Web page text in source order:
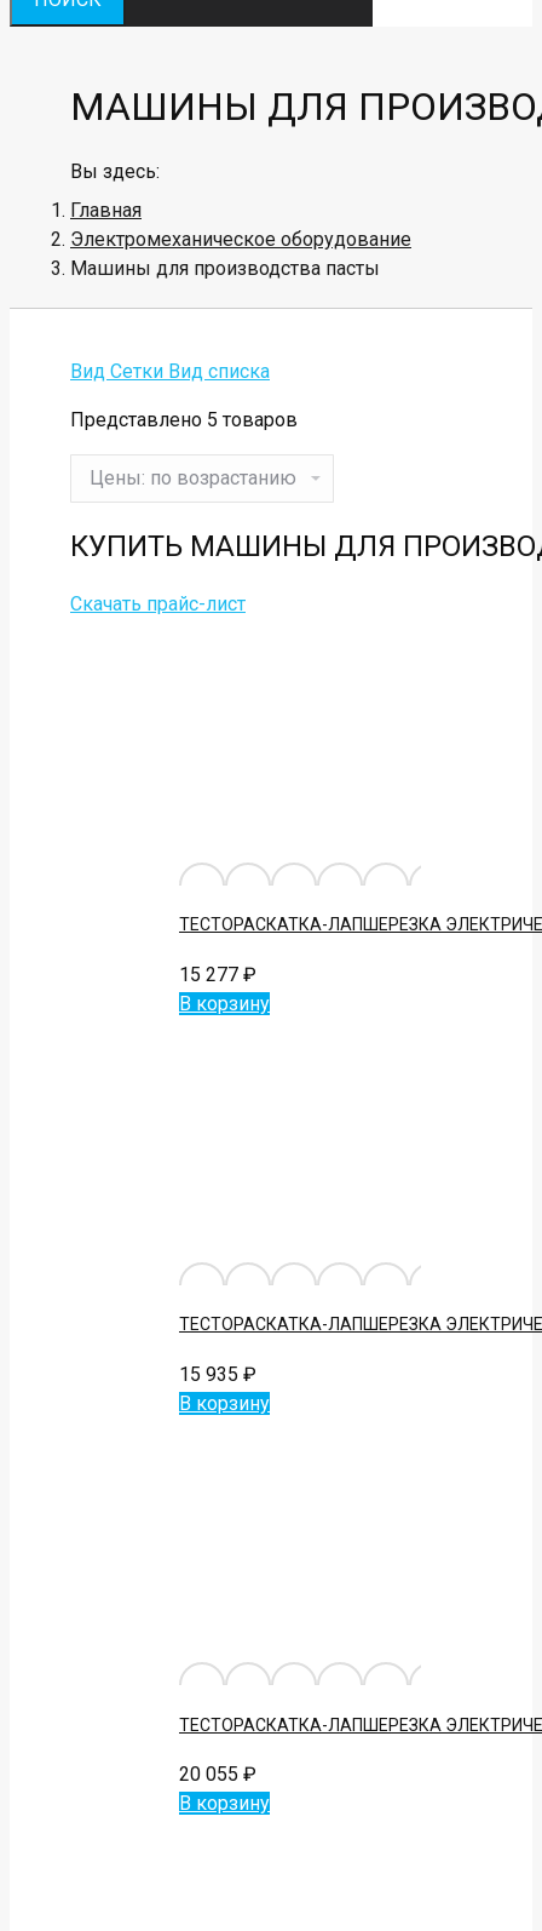
МАШИНЫ ДЛЯ
Вы здесь:
Главная
Электромеханическое оборудование
Машины для производства пасты
Вид Сетки Вид списка
Представлено 5 товаров
КУПИТЬ МАШИНЫ ДЛЯ
Скачать прайс-лист
ТЕСТОРАСКАТКА-ЛАПШЕРЕЗКА
15 277 ₽
В корзину
ТЕСТОРАСКАТКА-ЛАПШЕРЕЗКА
15 935 ₽
В корзину
ТЕСТОРАСКАТКА-ЛАПШЕРЕЗКА
20 055 ₽
В корзину